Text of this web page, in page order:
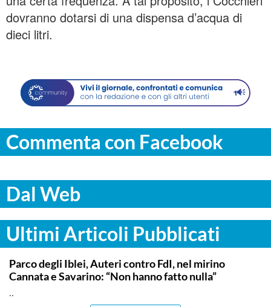
dovranno dotarsi di una dispensa d’acqua di
dieci litri.
Commenta con Facebook
Dal Web
Ultimi Articoli Pubblicati
SIRACUSA
Parco degli Iblei, Auteri contro FdI, nel mirino
Cannata e Savarino: “Non hanno fatto nulla”
..